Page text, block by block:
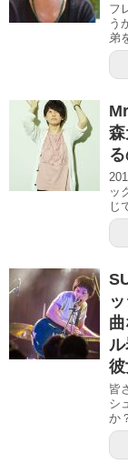
フ
う
弟
ッ
じ
彼
皆
シ
か